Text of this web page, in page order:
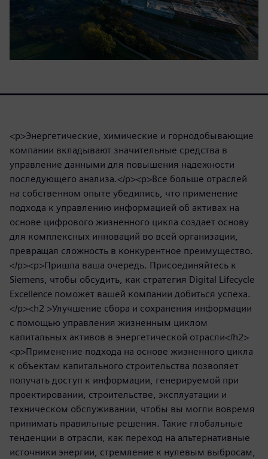
<p>Энергетические, химические и горнодобывающие
компании вкладывают значительные средства в
управление данными для повышения надежности
последующего анализа.</p><p>Все больше отраслей
на собственном опыте убедились, что применение
подхода к управлению информацией об активах на
основе цифрового жизненного цикла создает основу
для комплексных инноваций во всей организации,
превращая сложность в конкурентное преимущество.
</p><p>Пришла ваша очередь. Присоединяйтесь к
Siemens, чтобы обсудить, как стратегия Digital Lifecycle
Excellence поможет вашей компании добиться успеха.
</p><h2 >Улучшение сбора и сохранения информации
с помощью управления жизненным циклом
капитальных активов в энергетической отрасли</h2>
<p>Применение подхода на основе жизненного цикла
к объектам капитального строительства позволяет
получать доступ к информации, генерируемой при
проектировании, строительстве, эксплуатации и
техническом обслуживании, чтобы вы могли вовремя
принимать правильные решения. Такие глобальные
тенденции в отрасли, как переход на альтернативные
источники энергии, стремление к нулевым выбросам,